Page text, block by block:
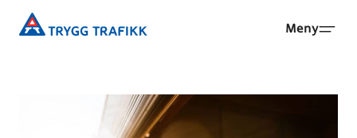
Trygg
Meny